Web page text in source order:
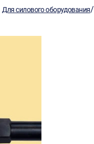
Для силового оборудования/